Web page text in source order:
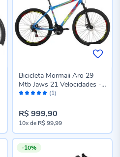
Avaliação: (1)
Bicicleta Mormaii Aro 29
Mtb Jaws 21 Velocidades -
Azul Capri
R$ 999,90
10xde R$ 99,99
-10%